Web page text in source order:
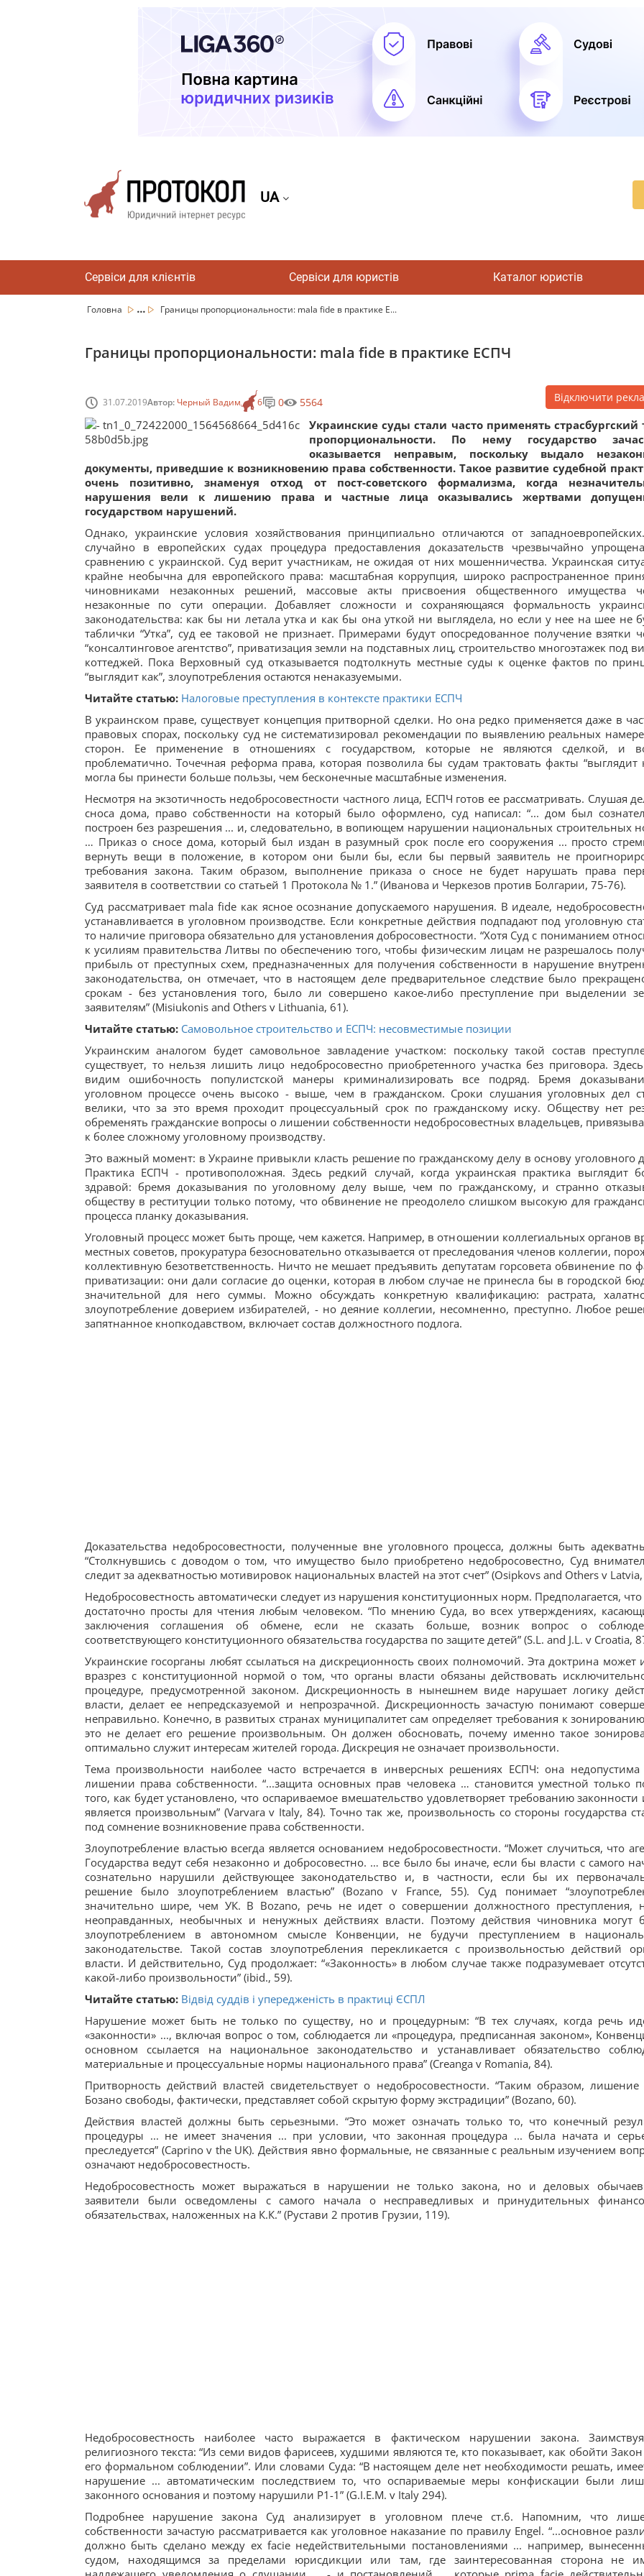
UA
Сервіси для клієнтів Сервіси для юристів Каталог юристів
Головна ... Границы пропорциональности: mala fide в практике Е...
Границы пропорциональности: mala fide в практике ЕСПЧ
31.07.2019Автор: Черный Вадим 6 0 5564 Відключити
Украинские суды стали часто применять страсбургский
пропорциональности. По нему государство
оказывается неправым, поскольку выдало
документы, приведшие к возникновению права собственности. Такое развитие судебной
очень позитивно, знаменуя отход от пост-советского формализма, когда
нарушения вели к лишению права и частные лица оказывались жертвами
государством нарушений.
Однако, украинские условия хозяйствования принципиально отличаются от
случайно в европейских судах процедура предоставления доказательств чрезвычайно
сравнению с украинской. Суд верит участникам, не ожидая от них мошенничества. Украинская
крайне необычна для европейского права: масштабная коррупция, широко распространенное
чиновниками незаконных решений, массовые акты присвоения общественного имущества
незаконные по сути операции. Добавляет сложности и сохраняющаяся формальность
законодательства: как бы ни летала утка и как бы она уткой ни выглядела, но если у нее на шее не
таблички “Утка”, суд ее таковой не признает. Примерами будут опосредованное получение взятки
“консалтинговое агентство”, приватизация земли на подставных лиц, строительство многоэтажек под
коттеджей. Пока Верховный суд отказывается подтолкнуть местные суды к оценке фактов по
“выглядит как”, злоупотребления остаются ненаказуемыми.
Читайте статью: Налоговые преступления в контексте практики ЕСПЧ
В украинском праве, существует концепция притворной сделки. Но она редко применяется даже в
правовых спорах, поскольку суд не систематизировал рекомендации по выявлению реальных
сторон. Ее применение в отношениях с государством, которые не являются сделкой, и
проблематично. Точечная реформа права, которая позволила бы судам трактовать факты “выглядит
могла бы принести больше пользы, чем бесконечные масштабные изменения.
Несмотря на экзотичность недобросовестности частного лица, ЕСПЧ готов ее рассматривать. Слушая
сноса дома, право собственности на который было оформлено, суд написал: “... дом был
построен без разрешения ... и, следовательно, в вопиющем нарушении национальных строительных
… Приказ о сносе дома, который был издан в разумный срок после его сооружения ... просто
вернуть вещи в положение, в котором они были бы, если бы первый заявитель не
требования закона. Таким образом, выполнение приказа о сносе не будет нарушать права
заявителя в соответствии со статьей 1 Протокола № 1.” (Иванова и Черкезов против Болгарии, 75-76).
Суд рассматривает mala fide как ясное осознание допускаемого нарушения. В идеале,
устанавливается в уголовном производстве. Если конкретные действия подпадают под уголовную
то наличие приговора обязательно для установления добросовестности. “Хотя Суд с пониманием
к усилиям правительства Литвы по обеспечению того, чтобы физическим лицам не разрешалось
прибыль от преступных схем, предназначенных для получения собственности в нарушение
законодательства, он отмечает, что в настоящем деле предварительное следствие было
срокам - без установления того, было ли совершено какое-либо преступление при выделении
заявителям” (Misiukonis and Others v Lithuania, 61).
Читайте статью: Самовольное строительство и ЕСПЧ: несовместимые позиции
Украинским аналогом будет самовольное завладение участком: поскольку такой состав
существует, то нельзя лишить лицо недобросовестно приобретенного участка без приговора.
видим ошибочность популистской манеры криминализировать все подряд. Бремя
уголовном процессе очень высоко - выше, чем в гражданском. Сроки слушания уголовных дел
велики, что за это время проходит процессуальный срок по гражданскому иску. Обществу нет
обременять гражданские вопросы о лишении собственности недобросовестных владельцев,
к более сложному уголовному производству.
Это важный момент: в Украине привыкли класть решение по гражданскому делу в основу уголовного
Практика ЕСПЧ - противоположная. Здесь редкий случай, когда украинская практика выглядит
здравой: бремя доказывания по уголовному делу выше, чем по гражданскому, и странно
обществу в реституции только потому, что обвинение не преодолело слишком высокую для
процесса планку доказывания.
Уголовный процесс может быть проще, чем кажется. Например, в отношении коллегиальных органов
местных советов, прокуратура безосновательно отказывается от преследования членов коллегии,
коллективную безответственность. Ничто не мешает предъявить депутатам горсовета обвинение по
приватизации: они дали согласие до оценки, которая в любом случае не принесла бы в городской
значительной для него суммы. Можно обсуждать конкретную квалификацию: растрата,
злоупотребление доверием избирателей, - но деяние коллегии, несомненно, преступно. Любое
запятнанное кнопкодавством, включает состав должностного подлога.
Доказательства недобросовестности, полученные вне уголовного процесса, должны быть
“Столкнувшись с доводом о том, что имущество было приобретено недобросовестно, Суд
следит за адекватностью мотивировок национальных властей на этот счет” (Osipkovs and Others v
Недобросовестность автоматически следует из нарушения конституционных норм. Предполагается,
достаточно просты для чтения любым человеком. “По мнению Суда, во всех утверждениях,
заключения соглашения об обмене, если не сказать больше, возник вопрос о
соответствующего конституционного обязательства государства по защите детей” (S.L. and J.L. v Croatia,
Украинские госорганы любят ссылаться на дискреционность своих полномочий. Эта доктрина может
вразрез с конституционной нормой о том, что органы власти обязаны действовать
процедуре, предусмотренной законом. Дискреционность в нынешнем виде нарушает логику
власти, делает ее непредсказуемой и непрозрачной. Дискреционность зачастую понимают
неправильно. Конечно, в развитых странах муниципалитет сам определяет требования к
это не делает его решение произвольным. Он должен обосновать, почему именно такое
оптимально служит интересам жителей города. Дискреция не означает произвольности.
Тема произвольности наиболее часто встречается в инверсных решениях ЕСПЧ: она
лишении права собственности. “...защита основных прав человека … становится уместной только
того, как будет установлено, что оспариваемое вмешательство удовлетворяет требованию законности
является произвольным” (Varvara v Italy, 84). Точно так же, произвольность со стороны государства
под сомнение возникновение права собственности.
Злоупотребление властью всегда является основанием недобросовестности. “Может случиться, что
Государства ведут себя незаконно и добросовестно. … все было бы иначе, если бы власти с самого
сознательно нарушили действующее законодательство и, в частности, если бы их
решение было злоупотреблением властью” (Bozano v France, 55). Суд понимает
значительно шире, чем УК. В Bozano, речь не идет о совершении должностного преступления,
неоправданных, необычных и ненужных действиях власти. Поэтому действия чиновника могут
злоупотреблением в автономном смысле Конвенции, не будучи преступлением в
законодательстве. Такой состав злоупотребления перекликается с произвольностью действий
власти. И действительно, Суд продолжает: “«Законность» в любом случае также подразумевает
какой-либо произвольности” (ibid., 59).
Читайте статью: Відвід суддів і упередженість в практиці ЄСПЛ
Нарушение может быть не только по существу, но и процедурным: “В тех случаях, когда речь
«законности» ..., включая вопрос о том, соблюдается ли «процедура, предписанная законом»,
основном ссылается на национальное законодательство и устанавливает обязательство
материальные и процессуальные нормы национального права” (Creanga v Romania, 84).
Притворность действий властей свидетельствует о недобросовестности. “Таким образом, лишение
Бозано свободы, фактически, представляет собой скрытую форму экстрадиции” (Bozano, 60).
Действия властей должны быть серьезными. “Это может означать только то, что конечный
процедуры ... не имеет значения ... при условии, что законная процедура ... была начата и
преследуется” (Caprino v the UK). Действия явно формальные, не связанные с реальным изучением
означают недобросовестность.
Недобросовестность может выражаться в нарушении не только закона, но и деловых
заявители были осведомлены с самого начала о несправедливых и принудительных
обязательствах, наложенных на К.К.” (Рустави 2 против Грузии, 119).
Недобросовестность наиболее часто выражается в фактическом нарушении закона.
религиозного текста: “Из семи видов фарисеев, худшими являются те, кто показывает, как обойти
его формальном соблюдении”. Или словами Суда: “В настоящем деле нет необходимости решать,
нарушение ... автоматическим последствием то, что оспариваемые меры конфискации были
законного основания и поэтому нарушили Р1-1” (G.I.E.M. v Italy 294).
Подробнее нарушение закона Суд анализирует в уголовном плече ст.6. Напомним, что
собственности зачастую рассматривается как уголовное наказание по правилу Engel. “...основное
должно быть сделано между ex facie недействительными постановлениями ... например,
судом, находящимся за пределами юрисдикции или там, где заинтересованная сторона не